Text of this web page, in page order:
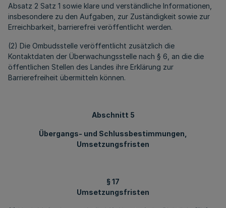
Absatz 2 Satz 1 sowie klare und verständliche Informationen,
insbesondere zu den Aufgaben, zur Zuständigkeit sowie zur
Erreichbarkeit, barrierefrei veröffentlicht werden.
(2) Die Ombudsstelle veröffentlicht zusätzlich die
Kontaktdaten der Überwachungsstelle nach § 6, an die die
öffentlichen Stellen des Landes ihre Erklärung zur
Barrierefreiheit übermitteln können.
Abschnitt 5
Übergangs- und Schlussbestimmungen,
Umsetzungsfristen
§ 17
Umsetzungsfristen